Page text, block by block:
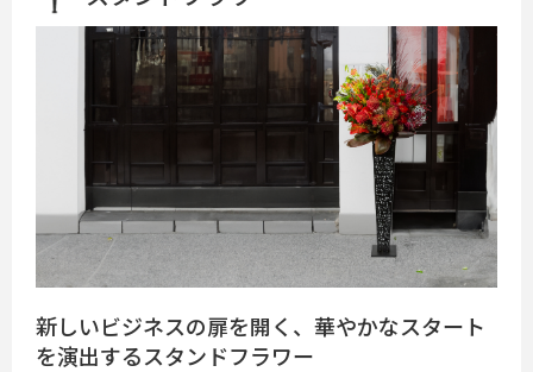
新しいビジネスの扉を開く、華やかなスタート
を演出するスタンドフラワー